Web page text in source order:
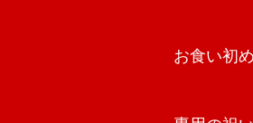
お食い初